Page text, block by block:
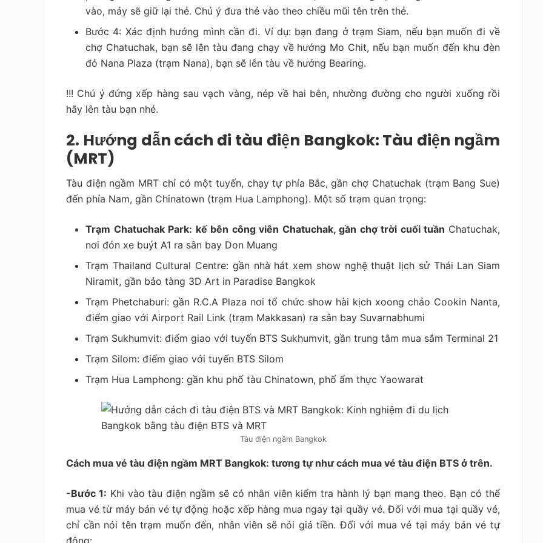
vào, máy sẽ giữ lại thẻ. Chú ý đưa thẻ vào theo chiều mũi tên trên thẻ.
Bước 4: Xác định hướng mình cần đi. Ví dụ: bạn đang ở trạm Siam, nếu bạn muốn đi về
chợ Chatuchak, bạn sẽ lên tàu đang chạy về hướng Mo Chit, nếu bạn muốn đến khu đèn
đỏ Nana Plaza (trạm Nana), bạn sẽ lên tàu về hướng Bearing.
!!! Chú ý đứng xếp hàng sau vạch vàng, nép về hai bên, nhường đường cho người xuống rồi
hãy lên tàu bạn nhé.
2. Hướng dẫn cách đi tàu điện Bangkok: Tàu điện ngầm
(MRT)
Tàu điện ngầm MRT chỉ có một tuyến, chạy tự phía Bắc, gần chợ Chatuchak (trạm Bang Sue)
đến phía Nam, gần Chinatown (trạm Hua Lamphong). Một số trạm quan trọng:
Trạm Chatuchak Park: kế bên công viên Chatuchak, gần chợ trời cuối tuần Chatuchak,
nơi đón xe buýt A1 ra sân bay Don Muang
Trạm Thailand Cultural Centre: gần nhà hát xem show nghệ thuật lịch sử Thái Lan Siam
Niramit, gần bảo tàng 3D Art in Paradise Bangkok
Trạm Phetchaburi: gần R.C.A Plaza nơi tổ chức show hài kịch xoong chảo Cookin Nanta,
điểm giao với Airport Rail Link (trạm Makkasan) ra sân bay Suvarnabhumi
Trạm Sukhumvit: điểm giao với tuyến BTS Sukhumvit, gần trung tâm mua sắm Terminal 21
Trạm Silom: điểm giao với tuyến BTS Silom
Trạm Hua Lamphong: gần khu phố tàu Chinatown, phố ẩm thực Yaowarat
Tàu điện ngầm Bangkok
Cách mua vé tàu điện ngầm MRT Bangkok: tương tự như cách mua vé tàu điện BTS ở trên.
-Bước 1: Khi vào tàu điện ngầm sẽ có nhân viên kiểm tra hành lý bạn mang theo. Bạn có thể
mua vé từ máy bán vé tự động hoặc xếp hàng mua ngay tại quầy vé. Đối với mua tại quầy vé,
chỉ cần nói tên trạm muốn đến, nhân viên sẽ nói giá tiền. Đối với mua vé tại máy bán vé tự
động: